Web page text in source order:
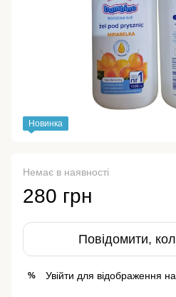
Новинка
Немає в наявності
280 грн
Повідомити,
% Увійти для відображення